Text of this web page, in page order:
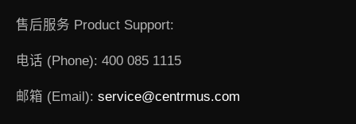
售后服务 Product Support:
电话 (Phone): 400 085 1115
邮箱 (Email): service@centrmus.com